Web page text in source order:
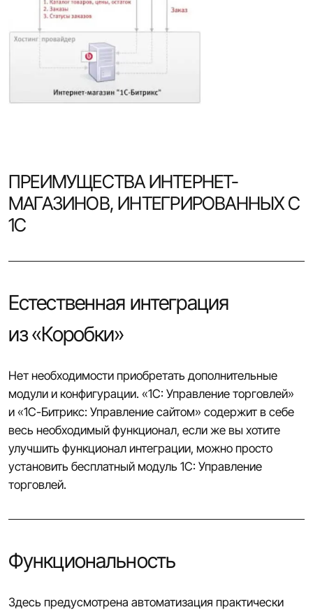
ПРЕИМУЩЕСТВА ИНТЕРНЕТ-
МАГАЗИНОВ, ИНТЕГРИРОВАННЫХ С
1С
Естественная интеграция
из «Коробки»
Нет необходимости приобретать дополнительные
модули и конфигурации. «1С: Управление торговлей»
и «1С-Битрикс: Управление сайтом» содержит в себе
весь необходимый функционал, если же вы хотите
улучшить функционал интеграции, можно просто
установить бесплатный модуль 1С: Управление
торговлей.
Функциональность
Здесь предусмотрена автоматизация практически